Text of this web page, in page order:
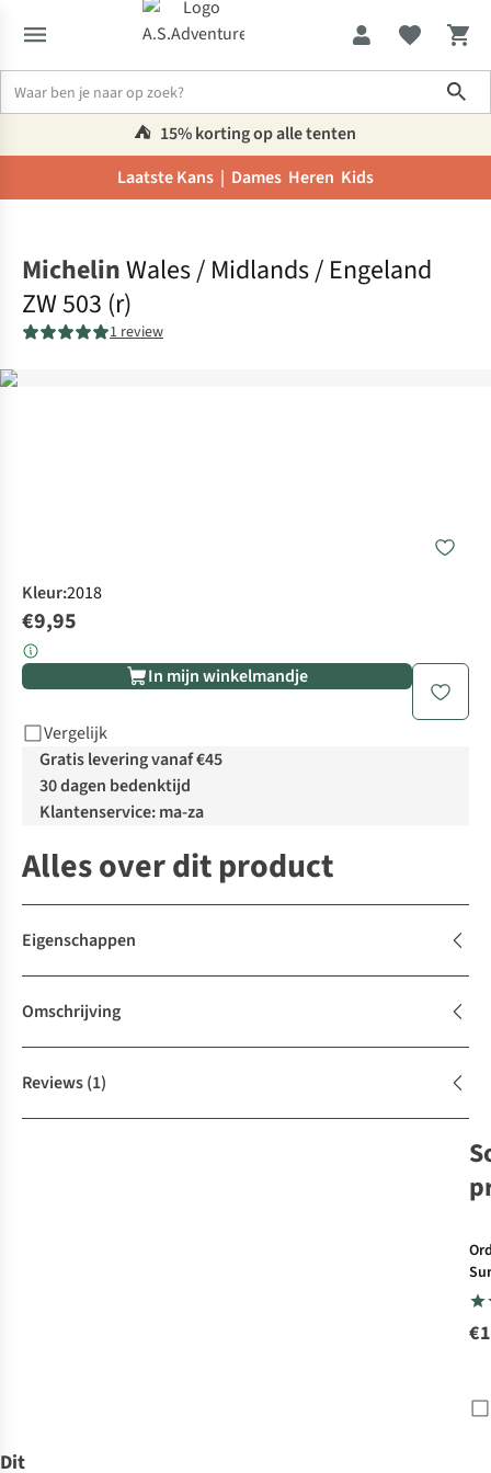
⛺️ 15% korting op alle tenten
Laatste Kans | Dames Heren Kids
MichelinWales / Midlands / Engeland
ZW 503 (r)
1 review
Kleur:2018
€9,95
In mijn winkelmandje
Vergelijk
Gratis levering vanaf €45
30 dagen bedenktijd
Klantenservice: ma-za
Alles over dit product
Eigenschappen
Omschrijving
Reviews(1)
3
Dit